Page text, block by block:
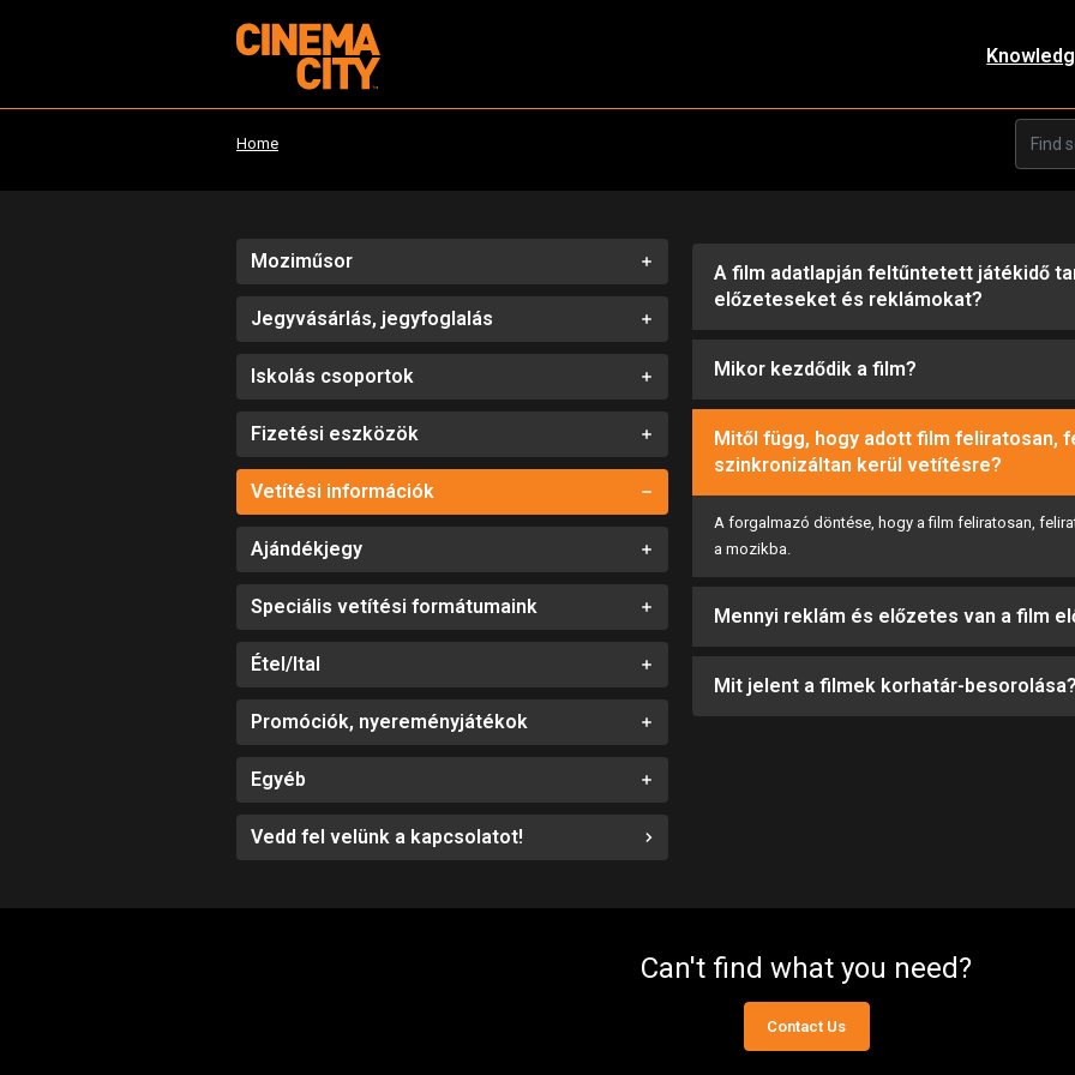
Home
Moziműsor
Jegyvásárlás, jegyfoglalás
Iskolás csoportok
Fizetési eszközök
Vetítési információk
Ajándékjegy
Speciális vetítési formátumaink
Étel/Ital
Promóciók, nyereményjátékok
Egyéb
Vedd fel velünk a kapcsolatot!
A film adatlapján feltűntetett játékidő
előzeteseket és reklámokat?
Mikor kezdődik a film?
Mitől függ, hogy adott film feliratosan,
szinkronizáltan kerül vetítésre?
A forgalmazó döntése, hogy a film feliratosan,
a mozikba.
Mennyi reklám és előzetes van a film
Mit jelent a filmek korhatár-besorolása?
Can't find what you need?
Contact Us